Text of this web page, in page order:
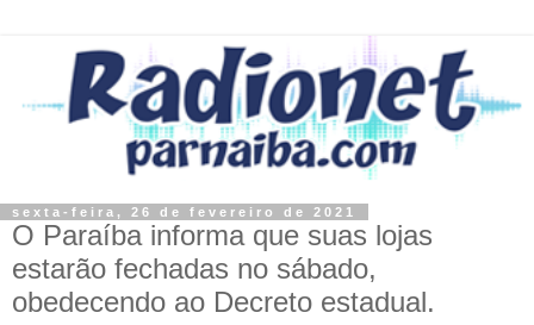
sexta-feira, 26 de fevereiro de 2021
O Paraíba informa que suas lojas
estarão fechadas no sábado,
obedecendo ao Decreto estadual.